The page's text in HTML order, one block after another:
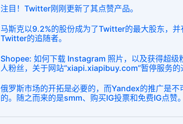
注目！Twitter刚刚更新了其点赞产品。
马斯克以9.2%的股份成为了Twitter的最大股东，
Twitter的追随者。
Shopee: 如何下载 Instagram 照片，以及获得超级
人粉丝，关于网站“xiapi.xiapibuy.com”暂停服务的
俄罗斯市场的开拓是必要的，而Yandex的推广是不
的。随之而来的是smm、购买IG投票和免费IG点赞。